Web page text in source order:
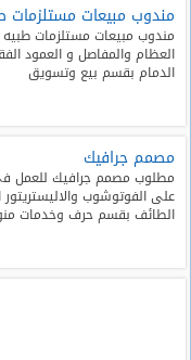
مندوب مبيعات مستلزمات
الدمام بقسم بيع وتسويق
مصمم جرافيك
مطلوب مصمم جرافيك للعمل
الطائف بقسم حرف وخدمات